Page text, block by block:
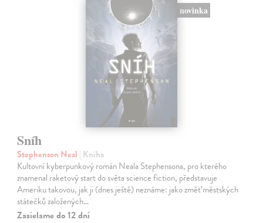
novinka
Sníh
Stephenson Neal | Kniha
Kultovní kyberpunkový román Neala Stephensona, pro kterého
znamenal raketový start do světa science fiction, představuje
Ameriku takovou, jak ji (dnes ještě) neznáme: jako změť městských
státečků založených…
Zasielame do 12 dní